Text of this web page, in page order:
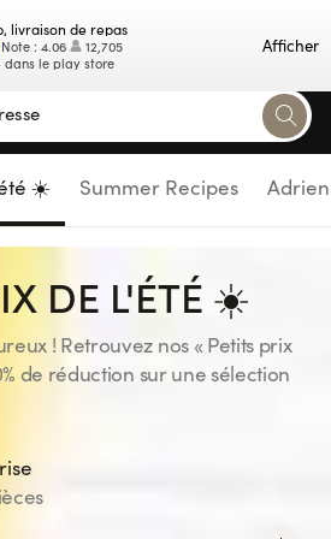
livraison de repas
Note : 4.06
12,705
dans le play store
Afficher
☀️ Summer Recipes
DE L'ÉTÉ ☀️
! Retrouvez nos « Petits prix
de réduction sur une sélection
plus grand plaisir ! Gardez l'oeil
sur le site et l'application
08/26 inclus. Offre valable
France à l'exception de : St